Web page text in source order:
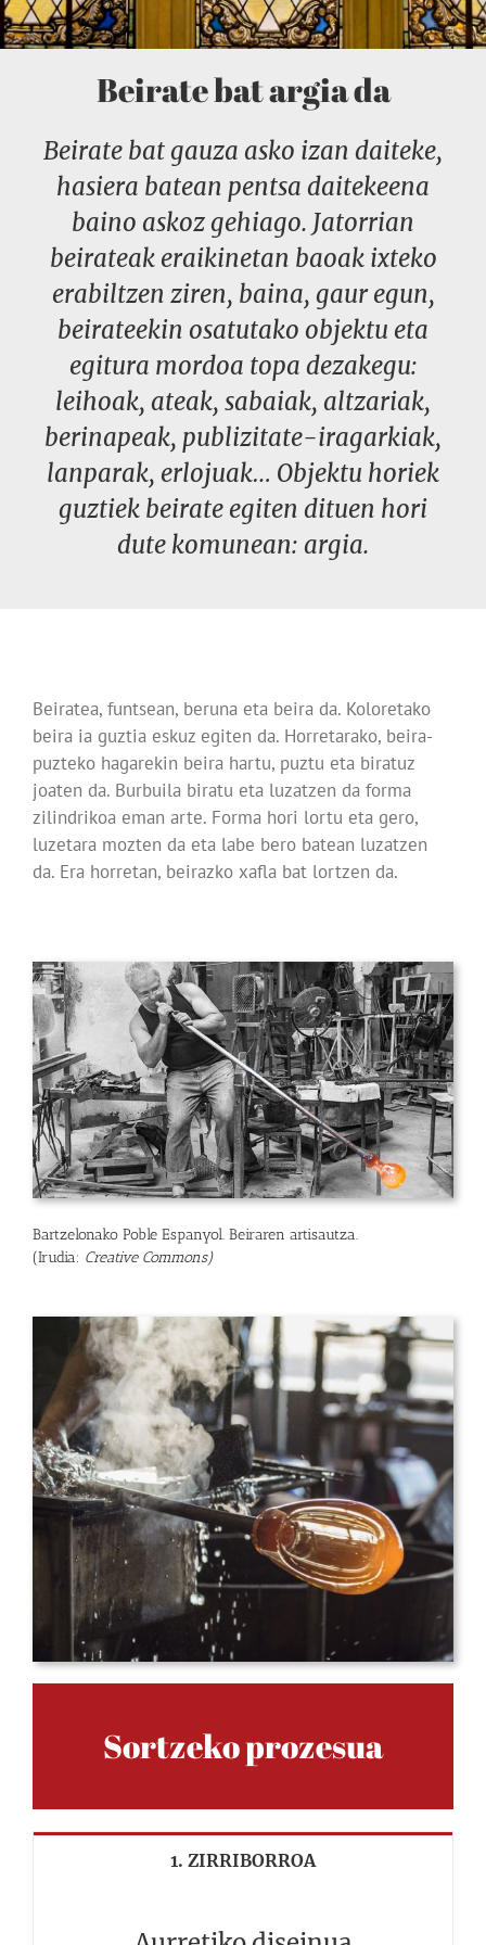
Beirate bat argia da
Beirate bat gauza asko izan daiteke,
hasiera batean pentsa daitekeena
baino askoz gehiago. Jatorrian
beirateak eraikinetan baoak ixteko
erabiltzen ziren, baina, gaur egun,
beirateekin osatutako objektu eta
egitura mordoa topa dezakegu:
leihoak, ateak, sabaiak, altzariak,
berinapeak, publizitate-iragarkiak,
lanparak, erlojuak… Objektu horiek
guztiek beirate egiten dituen hori
dute komunean: argia.
Beiratea, funtsean, beruna eta beira da. Koloretako
beira ia guztia eskuz egiten da. Horretarako, beira-
puzteko hagarekin beira hartu, puztu eta biratuz
joaten da. Burbuila biratu eta luzatzen da forma
zilindrikoa eman arte. Forma hori lortu eta gero,
luzetara mozten da eta labe bero batean luzatzen
da. Era horretan, beirazko xafla bat lortzen da.
Bartzelonako Poble Espanyol. Beiraren artisautza.
(Irudia: Creative Commons)
Sortzeko prozesua
1. ZIRRIBORROA